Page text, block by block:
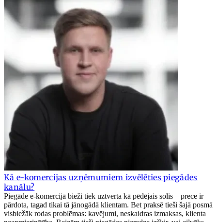
Kā e-komercijas uzņēmumiem izvēlēties piegādes
kanālu?
Piegāde e-komercijā bieži tiek uztverta kā pēdējais solis – prece ir
pārdota, tagad tikai tā jānogādā klientam. Bet praksē tieši šajā posmā
visbiežāk rodas problēmas: kavējumi, neskaidras izmaksas, klienta